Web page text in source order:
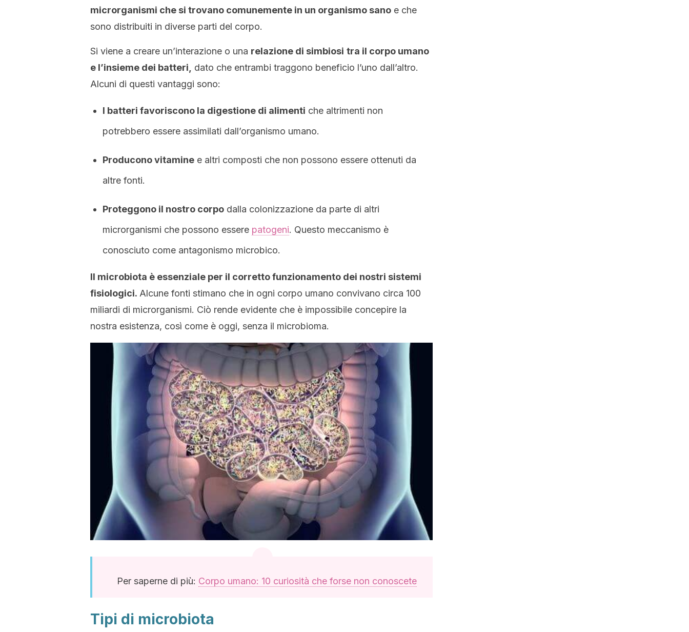
microrganismi che si trovano comunemente in un organismo sano e che
sono distribuiti in diverse parti del corpo.
Si viene a creare un’interazione o una relazione di simbiosi tra il corpo umano
e l’insieme dei batteri,
dato che entrambi traggono beneficio l’uno dall’altro.
Alcuni di questi vantaggi sono:
I batteri favoriscono la digestione di alimenti che altrimenti non
potrebbero essere assimilati dall’organismo umano.
Producono vitamine e altri composti che non possono essere ottenuti da
altre fonti.
Proteggono il nostro corpo dalla colonizzazione da parte di altri
microrganismi che possono essere patogeni. Questo meccanismo è
conosciuto come antagonismo microbico.
Il microbiota è essenziale per il corretto funzionamento dei nostri sistemi
fisiologici. Alcune fonti stimano che in ogni corpo umano convivano circa 100
miliardi di microrganismi. Ciò rende evidente che è impossibile concepire la
nostra esistenza, così come è oggi, senza il microbioma.
Per saperne di più: Corpo umano: 10 curiosità che forse non conoscete
Tipi di microbiota